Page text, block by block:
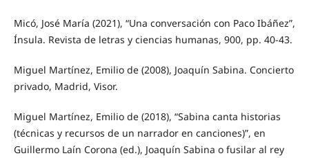
Micó, José María (2021), “Una conversación con Paco Ibáñez”,
Ínsula. Revista de letras y ciencias humanas, 900, pp. 40-43.
Miguel Martínez, Emilio de (2008), Joaquín Sabina. Concierto
privado, Madrid, Visor.
Miguel Martínez, Emilio de (2018), “Sabina canta historias
(técnicas y recursos de un narrador en canciones)”, en
Guillermo Laín Corona (ed.), Joaquín Sabina o fusilar al rey